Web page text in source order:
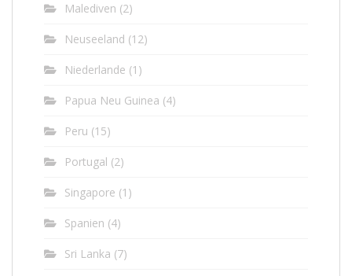
Malediven (2)
Neuseeland (12)
Niederlande (1)
Papua Neu Guinea (4)
Peru (15)
Portugal (2)
Singapore (1)
Spanien (4)
Sri Lanka (7)